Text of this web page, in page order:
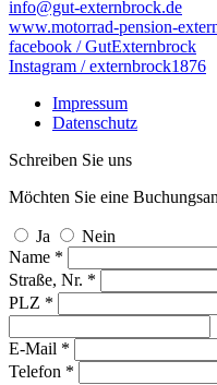
info@gut-externbrock.de
www.motorrad-pension-
facebook / GutExternbrock
Instagram / externbrock1876
Impressum
Datenschutz
Schreiben Sie uns
Möchten Sie eine
Ja
Nein
Name *
Straße, Nr. *
PLZ *
E-Mail *
Telefon *